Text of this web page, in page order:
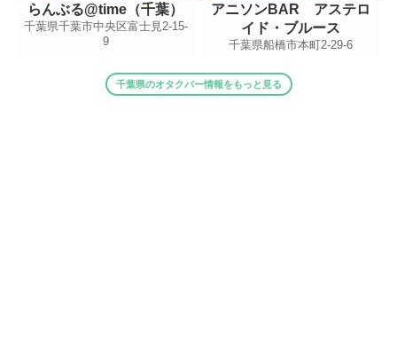
らんぶる@time（千葉）
千葉県千葉市中央区富士見2-15-
9
アニソンBAR アステロ
イド・ブルース
千葉県船橋市本町2-29-6
千葉県のオタクバー情報をもっと見る